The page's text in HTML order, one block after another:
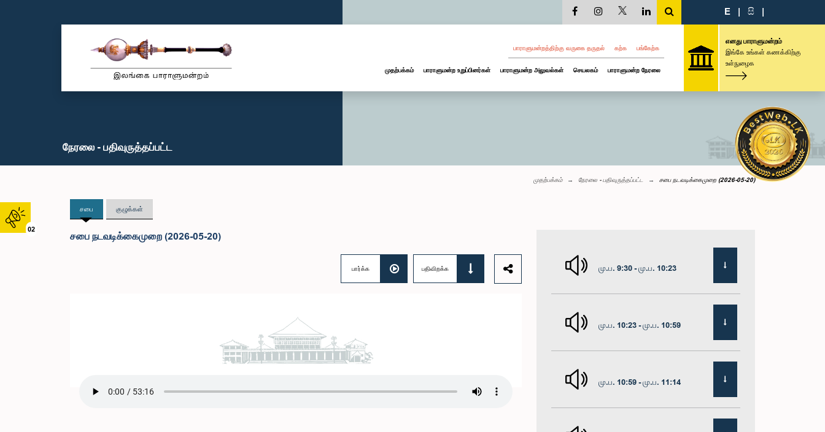
02
E | සි |
பாராளுமன்றத்திற்கு வருகை தருதல் கற்க பங்கேற்க
முதற்பக்கம் பாராளுமன்ற உறுப்பினர்கள் பாராளுமன்ற அலுவல்கள் செயலகம் பாராளுமன்ற நேரலை
எனது பாராளுமன்றம்
இங்கே உங்கள் கணக்கிற்கு
உள்நுழைக
நேரலை - பதிவுருத்தப்பட்ட
முதற்பக்கம் நேரலை - பதிவுருத்தப்பட்ட சபை நடவடிக்கைமுறை (2026-05-20)
சபை குழுக்கள்
சபை நடவடிக்கைமுறை (2026-05-20)
பார்க்க பதிவிறக்க மு.ப. 9:30 - மு.ப. 10:23
மு.ப. 10:23 - மு.ப. 10:59
மு.ப. 10:59 - மு.ப. 11:14